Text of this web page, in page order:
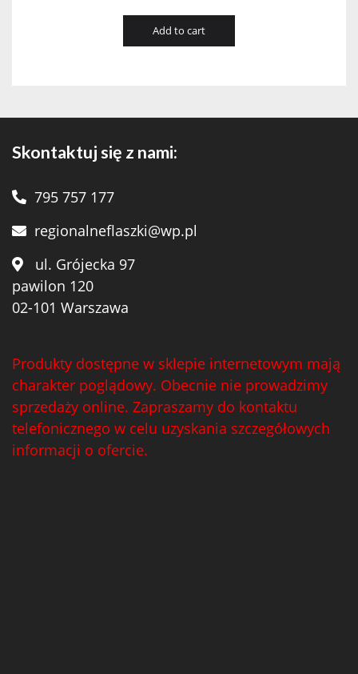
Add to cart
Skontaktuj się z nami:
795 757 177
regionalneflaszki@wp.pl
ul. Grójecka 97
pawilon 120
02-101 Warszawa
Produkty dostępne w sklepie internetowym mają
charakter poglądowy. Obecnie nie prowadzimy
sprzedaży online. Zapraszamy do kontaktu
telefonicznego w celu uzyskania szczegółowych
informacji o ofercie.